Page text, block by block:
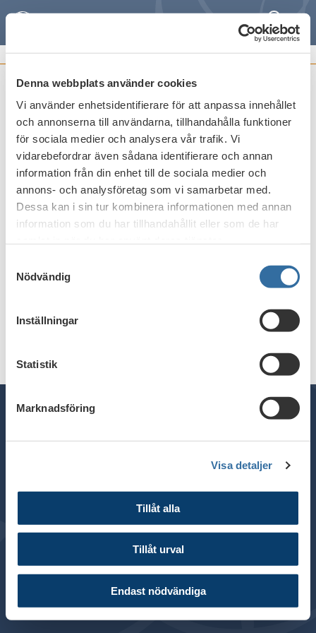
Denna webbplats använder cookies
Vi använder enhetsidentifierare för att anpassa innehållet
och annonserna till användarna, tillhandahålla funktioner
för sociala medier och analysera vår trafik. Vi
vidarebefordrar även sådana identifierare och annan
information från din enhet till de sociala medier och
annons- och analysföretag som vi samarbetar med.
Dessa kan i sin tur kombinera informationen med annan
information som du har tillhandahållit eller som de har
Nödvändig
Inställningar
Statistik
Marknadsföring
Visa detaljer
Tillåt alla
Tillåt urval
Endast nödvändiga
SökMeny
Nr 4 december 2014
Publicerat den16 december 2014
Skriv ut
Postadress: Box 7603, 103 94 Stockholm
Besöksadress: Blasieholmsgatan 4B
© 2024 Svenska Bankföreningen
Om webbplatsen